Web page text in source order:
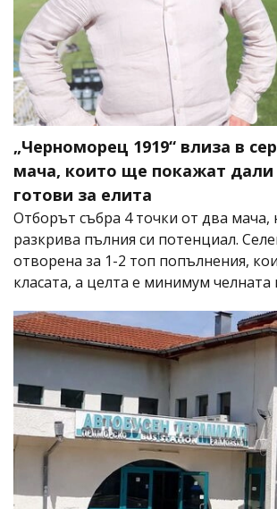
„Черноморец 1919“ влиза в
мача, които ще покажат дали
готови за елита
Отборът събра 4 точки от два
разкрива пълния си потенциал.
отворена за 1-2 топ попълнения,
класата, а целта е минимум